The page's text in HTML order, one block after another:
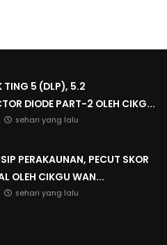
TING 5 (DLP), 5.2
DIODE PART-2 OLEH CIKG...
sehari yang lalu
PERAKAUNAN, PECUT SKOR
OLEH CIKGU WAN...
sehari yang lalu